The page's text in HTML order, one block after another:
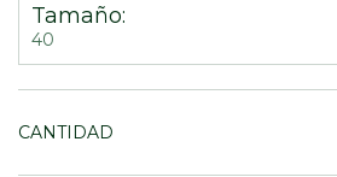
Tamaño:
40
CANTIDAD